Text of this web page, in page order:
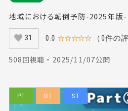
地域における転倒予防-2025年
31 0.0 ☆☆☆☆☆ （0件の
508回視聴 ・ 2025/11/07公開
PT OT ST